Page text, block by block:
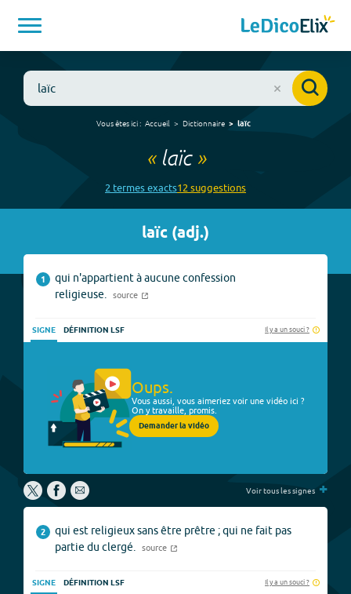
Vous êtes ici : Accueil Dictionnaire laïc
« laïc»
2 termesexacts12 suggestions
laïc (adj.)
1
qui n'appartient à aucune confession
religieuse.
source
SIGNE DÉFINITION LSF Il y a un souci ?
Oups.
Vous aussi, vous aimeriez voir une vidéo ici ?
On y travaille, promis.
Demander la vidéo
Voir tous les signes +
2
qui est religieux sans être prêtre ; qui ne fait pas
partie du clergé.
source
SIGNE DÉFINITION LSF Il y a un souci ?